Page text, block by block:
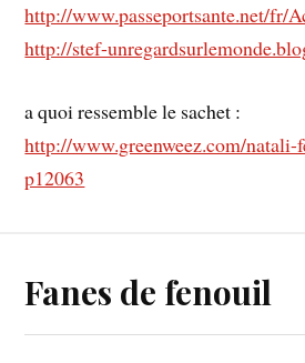
http://www.passeportsante.net/
http://stef-
a quoi ressemble le sachet :
http://www.greenweez.com/
p12063
Fanes de fenouil